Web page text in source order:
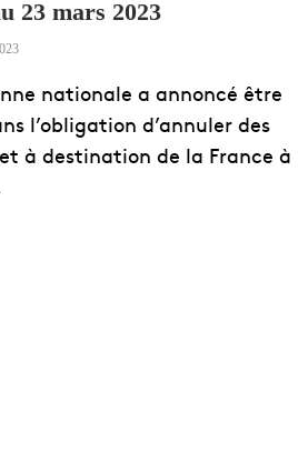
23 mars 2023
nationale a annoncé être
l’obligation d’annuler des
à destination de la France à